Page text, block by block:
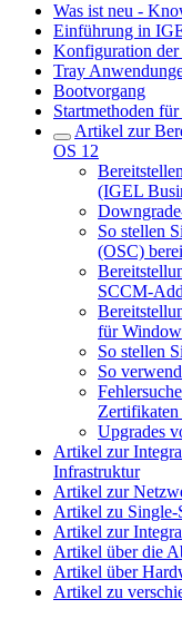
Was ist neu -
Einführung in
Konfiguration der
Tray
Bootvorgang
Startmethoden
Artikel zur
OS 12
(IGEL
So stellen
(OSC)
SCCM-
für
So stellen
So
Zertifikaten
Upgrades
Artikel zur
Infrastruktur
Artikel zur
Artikel zu
Artikel zur
Artikel über die
Artikel über
Artikel zu